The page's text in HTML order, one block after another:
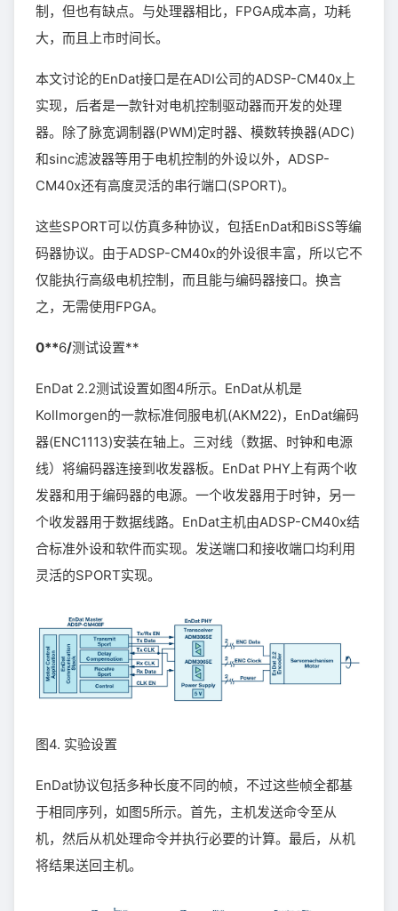
制，但也有缺点。与处理器相比，FPGA成本高，功耗
大，而且上市时间长。
本文讨论的EnDat接口是在ADI公司的ADSP-CM40x上
实现，后者是一款针对电机控制驱动器而开发的处理
器。除了脉宽调制器(PWM)定时器、模数转换器(ADC)
和sinc滤波器等用于电机控制的外设以外，ADSP-
CM40x还有高度灵活的串行端口(SPORT)。
这些SPORT可以仿真多种协议，包括EnDat和BiSS等编
码器协议。由于ADSP-CM40x的外设很丰富，所以它不
仅能执行高级电机控制，而且能与编码器接口。换言
之，无需使用FPGA。
0**6/测试设置**
EnDat 2.2测试设置如图4所示。EnDat从机是
Kollmorgen的一款标准伺服电机(AKM22)，EnDat编码
器(ENC1113)安装在轴上。三对线（数据、时钟和电源
线）将编码器连接到收发器板。EnDat PHY上有两个收
发器和用于编码器的电源。一个收发器用于时钟，另一
个收发器用于数据线路。EnDat主机由ADSP-CM40x结
合标准外设和软件而实现。发送端口和接收端口均利用
灵活的SPORT实现。
图4. 实验设置
EnDat协议包括多种长度不同的帧，不过这些帧全都基
于相同序列，如图5所示。首先，主机发送命令至从
机，然后从机处理命令并执行必要的计算。最后，从机
将结果送回主机。